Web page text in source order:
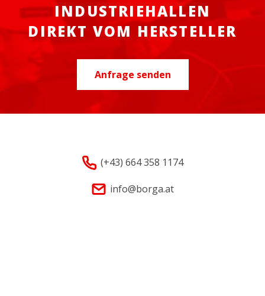
INDUSTRIEHALLEN
DIREKT VOM HERSTELLER
Anfrage senden
(+43) 664 358 1174
info@borga.at